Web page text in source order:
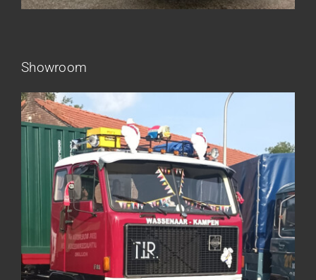
Showroom
Frieling Koos – Klazienaveen
Leeuwen van Joop – Leek